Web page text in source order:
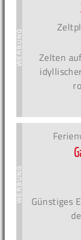
Zelten
Günstiges